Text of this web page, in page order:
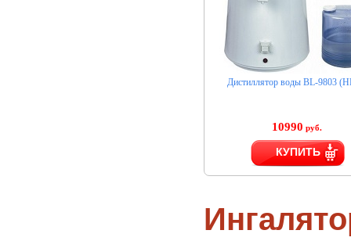
Дистиллятор воды BL-9803
10990 руб.
КУПИТЬ